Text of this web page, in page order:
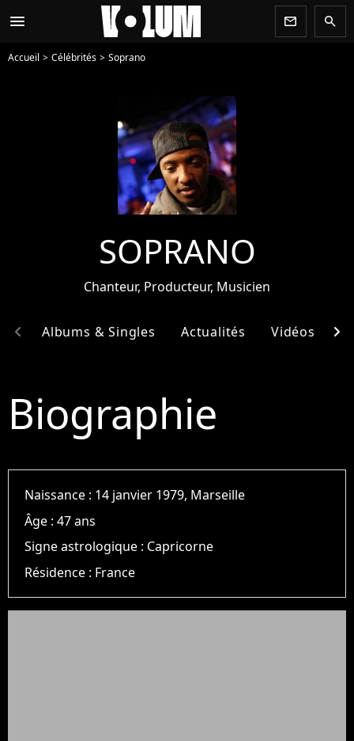
menu newsletter search
Accueil Célébrités Soprano
SOPRANO
Chanteur, Producteur, Musicien
Albums & Singles Actualités Vidéos
chevron_left chevron_right
Biographie
Naissance : 14 janvier 1979, Marseille
Âge :47 ans
Signe astrologique : Capricorne
Résidence : France